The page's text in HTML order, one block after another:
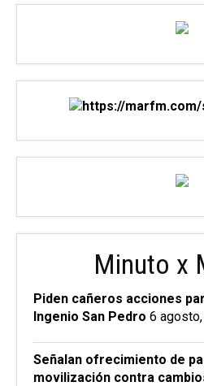
Minuto x
Piden cañeros acciones
Ingenio San Pedro 6
Señalan ofrecimiento de
movilización contra